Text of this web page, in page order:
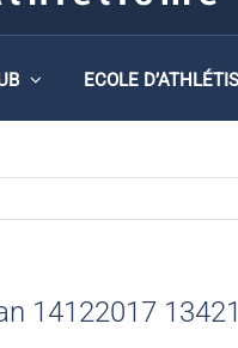
ECOLE
14122017